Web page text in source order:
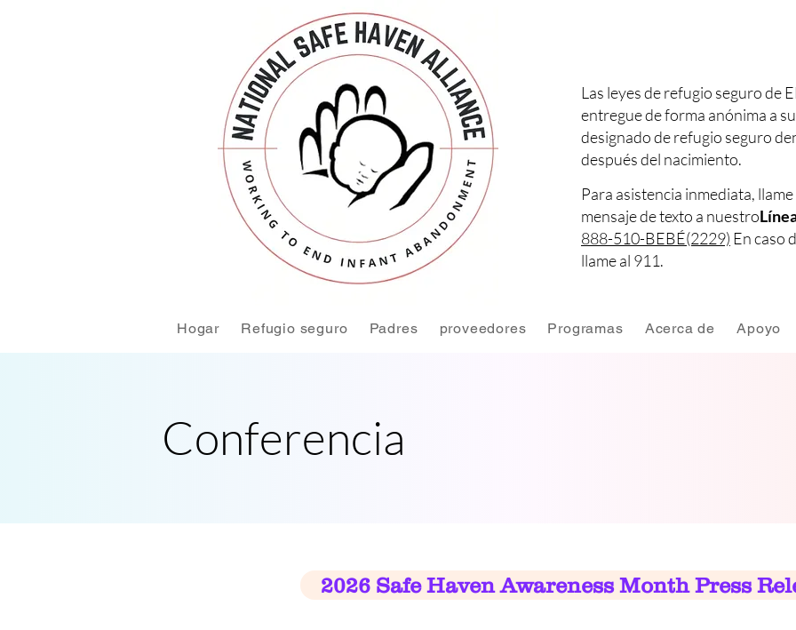
Las leyes de refugio seguro de
entregue de forma anónima a
designado de refugio seguro
después del nacimiento.
Para asistencia inmediata,
mensaje de texto a nuestro
888-510-BEBÉ(2229) En caso
llame al 911.
Hogar Refugio seguro Padres proveedores Programas Acerca de Apoyo
Conferencia
2026 Safe Haven Awareness Month Press